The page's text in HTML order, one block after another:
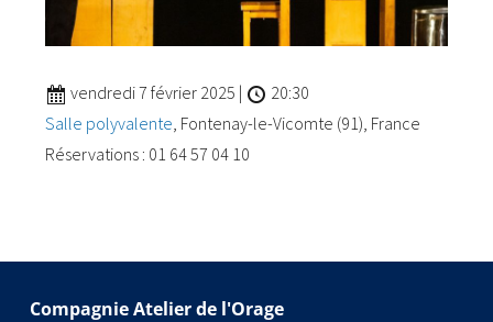
vendredi 7 février 2025 |
20:30
Salle polyvalente , Fontenay-le-Vicomte (91), France
Réservations : 01 64 57 04 10
Compagnie Atelier de l'Orage